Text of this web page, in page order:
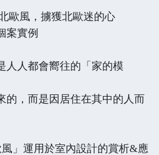
歐風，擄獲北歐迷的心
案實例
人人都會嚮往的「家的模
的，而是因居住在其中的人而
」運用於室內設計的賞析&應